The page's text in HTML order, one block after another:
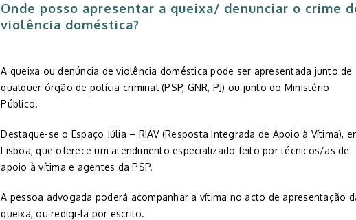
Onde posso apresentar a queixa/ denunciar o crime
violência doméstica?
A queixa ou denúncia de violência doméstica pode ser apresentada junto de
qualquer órgão de polícia criminal (PSP, GNR, PJ) ou junto do Ministério
Público.
Destaque-se o Espaço Júlia – RIAV (Resposta Integrada de Apoio à Vítima),
Lisboa, que oferece um atendimento especializado feito por técnicos/as de
apoio à vítima e agentes da PSP.
A pessoa advogada poderá acompanhar a vítima no acto de apresentação
queixa, ou redigi-la por escrito.